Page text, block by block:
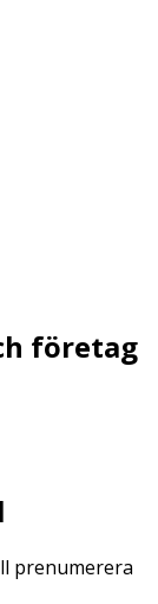
företag
prenumerera